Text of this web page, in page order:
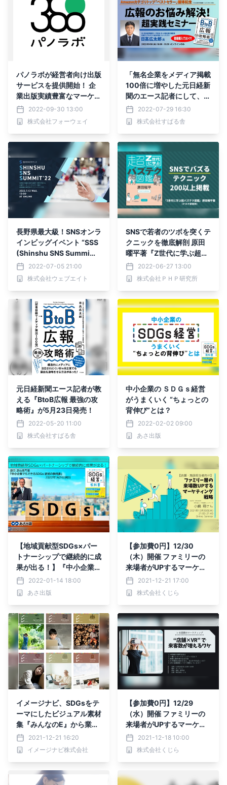
パノラボが経営者向け出版
サービスを提供開始！ 企
業出版実績豊富なマーケテ
ィング会社フォーウェイ傘
下の出版社
2022-09-30 13:00
株式会社フォーウェイ
「無名企業をメディア掲載
100倍に増やした元日経新
聞のエース記者にして、元
上場企業の広報部長」が、
広報に関する悩みや課題を
質疑応答形式で解決する無
（木）18時より開催！
2022-07-29 16:30
株式会社すばる舎
長野県最大級！SNSオンラ
インビッグイベント “SSS
(Shinshu SNS Summi
t)”開催2022-07-05 21:00
株式会社ウェブエイト
SNSで若者のツボを突くテ
クニックを徹底解剖 原田
曜平著『Z世代に学ぶ超バ
ズテク図鑑』を発売
2022-06-27 13:00
株式会社ＰＨＰ研究所
元日経新聞エース記者が教
える『BtoB広報 最強の攻
略術』が5月23日発売！
2022-05-20 11:00
株式会社すばる舎
中小企業の ＳＤＧｓ経営
がうまくいく “ちょっとの
背伸び”とは？
2022-02-02 09:00
あさ出版
【地域貢献型SDGs×パー
トナーシップで継続的に成
果が出る！】『中小企業で
もできる SDGs経営の教科
書』2022年1月24日(月)
刊行
2022-01-14 18:00
あさ出版
【参加費0円】12/30
（木）開催 ファミリーの
来場者がUPするマーケテ
ィング戦略セミナー
2021-12-21 17:00
株式会社くじら
イメージナビ、SDGsをテ
ーマにしたビジュアル素材
集『みんなのE』から業種
別の新タイトル発売！
2021-12-21 16:20
イメージナビ株式会社
【参加費0円】12/29
（水）開催 ファミリーの
来場者がUPするマーケテ
ィング戦略セミナー
2021-12-18 10:00
株式会社くじら